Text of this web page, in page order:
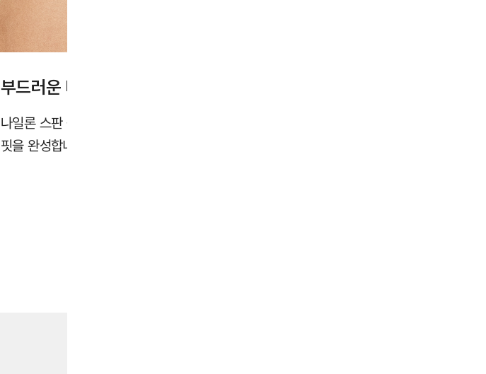
부드러운 터치감의 고탄성 원단
나일론 스판 원사가 가진 고유의 촉감과 신축성이 몸에 부드럽게 밀착하는
핏을 완성합니다.